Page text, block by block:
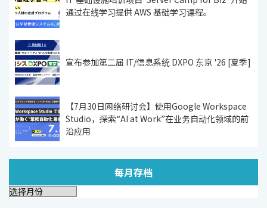
通过在线学习提供 AWS 基础学习课程。
宣布参加第二届 IT/信息系统 DXPO 东京 '26 [夏季]
【7月30日网络研讨会】使用Google Workspace
Studio，探索“AI at Work”在业务自动化领域的前
沿应用
每月存档